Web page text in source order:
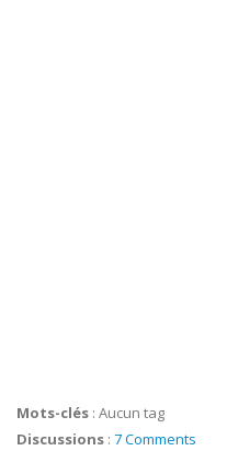
Mots-clés : Aucun tag
Discussions : 7 Comments